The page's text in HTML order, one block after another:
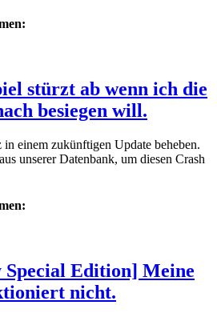
stürzt ab wenn ich die
besiegen will.
einem zukünftigen Update beheben.
unserer Datenbank, um diesen Crash
Edition] Meine
nicht.